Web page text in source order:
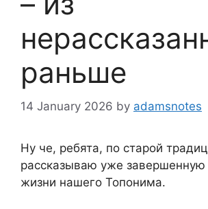
раньше
14 January 2026 by adamsnotes
Ну че, ребята, по старой
рассказываю уже завершенную
жизни нашего Топонима.